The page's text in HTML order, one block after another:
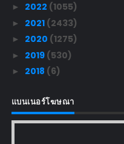
► 2022 (1055)
► 2021 (2433)
► 2020 (1275)
► 2019 (530)
► 2018 (6)
แบนเนอร์โฆษณา